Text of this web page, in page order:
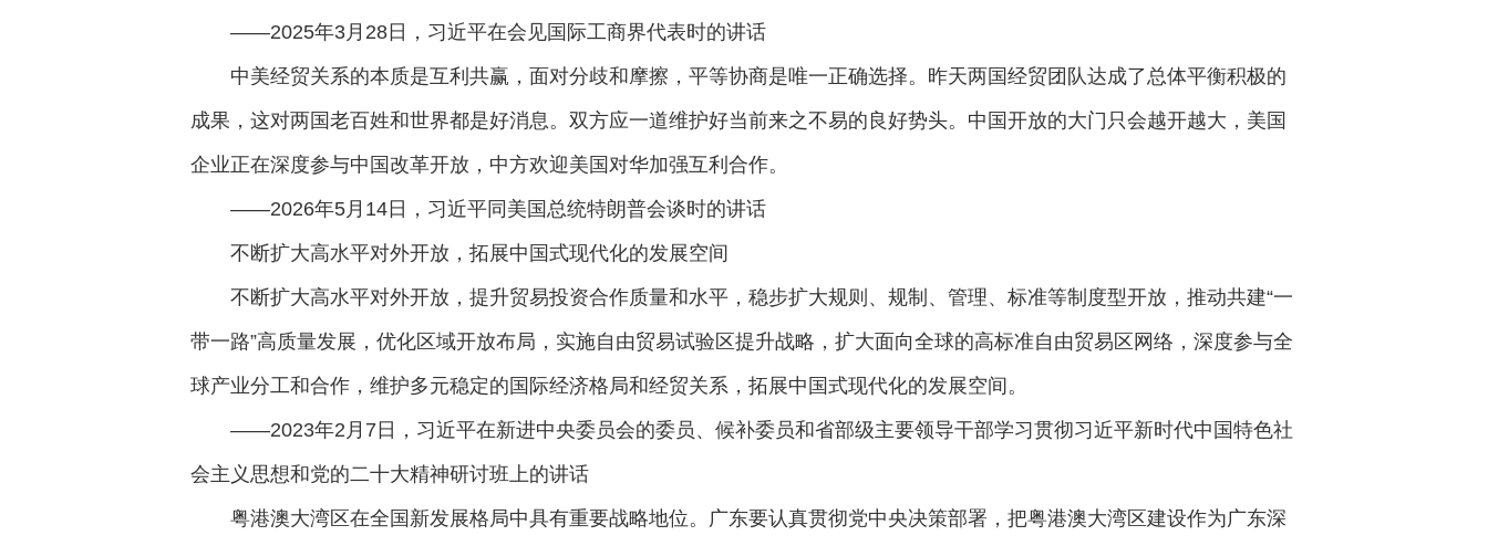
——2025年3月28日，习近平在会见国际工商界代表时的讲话
中美经贸关系的本质是互利共赢，面对分歧和摩擦，平等协商是唯一正确选择。昨天两国经贸团队达成了总体平衡积极的
成果，这对两国老百姓和世界都是好消息。双方应一道维护好当前来之不易的良好势头。中国开放的大门只会越开越大，美国
企业正在深度参与中国改革开放，中方欢迎美国对华加强互利合作。
——2026年5月14日，习近平同美国总统特朗普会谈时的讲话
不断扩大高水平对外开放，拓展中国式现代化的发展空间
不断扩大高水平对外开放，提升贸易投资合作质量和水平，稳步扩大规则、规制、管理、标准等制度型开放，推动共建“一
带一路”高质量发展，优化区域开放布局，实施自由贸易试验区提升战略，扩大面向全球的高标准自由贸易区网络，深度参与全
球产业分工和合作，维护多元稳定的国际经济格局和经贸关系，拓展中国式现代化的发展空间。
——2023年2月7日，习近平在新进中央委员会的委员、候补委员和省部级主要领导干部学习贯彻习近平新时代中国特色社
会主义思想和党的二十大精神研讨班上的讲话
粤港澳大湾区在全国新发展格局中具有重要战略地位。广东要认真贯彻党中央决策部署，把粤港澳大湾区建设作为广东深